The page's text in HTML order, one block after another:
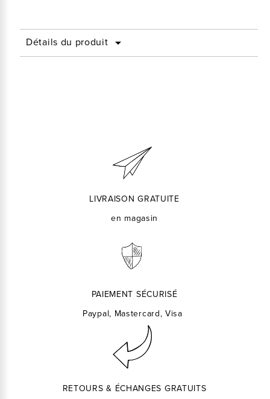
Détails du produit 
LIVRAISON GRATUITE
en magasin
PAIEMENT SÉCURISÉ
Paypal, Mastercard, Visa
RETOURS & ÉCHANGES GRATUITS